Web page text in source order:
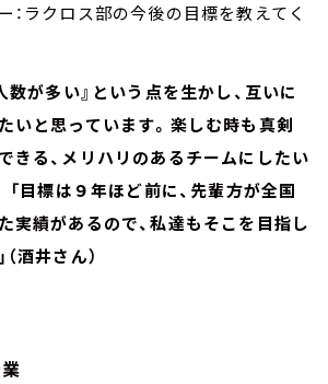
：ラクロス部の今後の目標を教えてく
数が多い』という点を生かし、互いに
いと思っています。楽しむ時も真剣
きる、メリハリのあるチームにしたい
「目標は９年ほど前に、先輩方が全国
実績があるので、私達もそこを目指し
酒井さん）